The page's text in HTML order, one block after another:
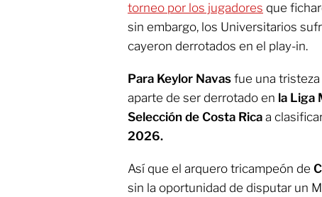
torneo por los jugadores que
sin embargo, los Universitarios
cayeron derrotados en el play-in.
Para Keylor Navas fue una
aparte de ser derrotado en la Liga
Selección de Costa Rica a
2026.
Así que el arquero tricampeón de
sin la oportunidad de disputar un